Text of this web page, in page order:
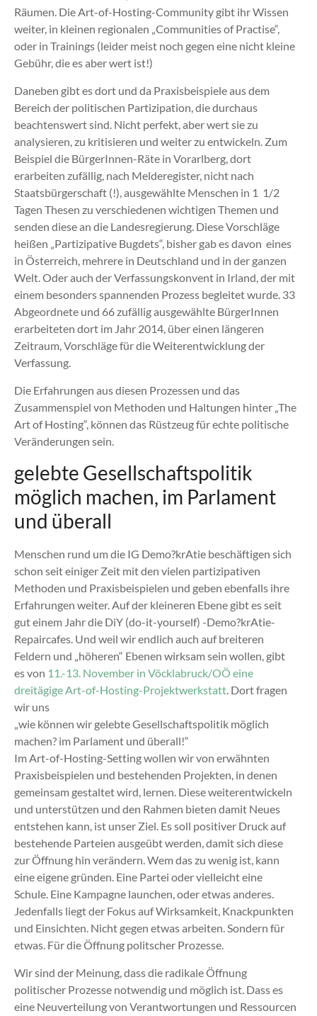
Räumen. Die Art-of-Hosting-Community gibt ihr Wissen
weiter, in kleinen regionalen „Communities of Practise“,
oder in Trainings (leider meist noch gegen eine nicht kleine
Gebühr, die es aber wert ist!)
Daneben gibt es dort und da Praxisbeispiele aus dem
Bereich der politischen Partizipation, die durchaus
beachtenswert sind. Nicht perfekt, aber wert sie zu
analysieren, zu kritisieren und weiter zu entwickeln. Zum
Beispiel die BürgerInnen-Räte in Vorarlberg, dort
erarbeiten zufällig, nach Melderegister, nicht nach
Staatsbürgerschaft (!), ausgewählte Menschen in 1 1/2
Tagen Thesen zu verschiedenen wichtigen Themen und
senden diese an die Landesregierung. Diese Vorschläge
heißen „Partizipative Bugdets“, bisher gab es davon eines
in Österreich, mehrere in Deutschland und in der ganzen
Welt. Oder auch der Verfassungskonvent in Irland, der mit
einem besonders spannenden Prozess begleitet wurde. 33
Abgeordnete und 66 zufällig ausgewählte BürgerInnen
erarbeiteten dort im Jahr 2014, über einen längeren
Zeitraum, Vorschläge für die Weiterentwicklung der
Verfassung.
Die Erfahrungen aus diesen Prozessen und das
Zusammenspiel von Methoden und Haltungen hinter „The
Art of Hosting“, können das Rüstzeug für echte politische
Veränderungen sein.
gelebte Gesellschaftspolitik
möglich machen, im Parlament
und überall
Menschen rund um die IG Demo?krAtie beschäftigen sich
schon seit einiger Zeit mit den vielen partizipativen
Methoden und Praxisbeispielen und geben ebenfalls ihre
Erfahrungen weiter. Auf der kleineren Ebene gibt es seit
gut einem Jahr die DiY (do-it-yourself) -Demo?krAtie-
Repaircafes. Und weil wir endlich auch auf breiteren
Feldern und „höheren“ Ebenen wirksam sein wollen, gibt
es von 11.-13. November in Vöcklabruck/OÖ eine
dreitägige Art-of-Hosting-Projektwerkstatt. Dort fragen
wir uns
„wie können wir gelebte Gesellschaftspolitik möglich
machen? im Parlament und überall!“
Im Art-of-Hosting-Setting wollen wir von erwähnten
Praxisbeispielen und bestehenden Projekten, in denen
gemeinsam gestaltet wird, lernen. Diese weiterentwickeln
und unterstützen und den Rahmen bieten damit Neues
entstehen kann, ist unser Ziel. Es soll positiver Druck auf
bestehende Parteien ausgeübt werden, damit sich diese
zur Öffnung hin verändern. Wem das zu wenig ist, kann
eine eigene gründen. Eine Partei oder vielleicht eine
Schule. Eine Kampagne launchen, oder etwas anderes.
Jedenfalls liegt der Fokus auf Wirksamkeit, Knackpunkten
und Einsichten. Nicht gegen etwas arbeiten. Sondern für
etwas. Für die Öffnung politscher Prozesse.
Wir sind der Meinung, dass die radikale Öffnung
politischer Prozesse notwendig und möglich ist. Dass es
eine Neuverteilung von Verantwortungen und Ressourcen